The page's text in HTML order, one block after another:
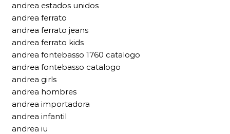
andrea estados unidos
andrea ferrato
andrea ferrato jeans
andrea ferrato kids
andrea fontebasso 1760 catalogo
andrea fontebasso catalogo
andrea girls
andrea hombres
andrea importadora
andrea infantil
andrea iu